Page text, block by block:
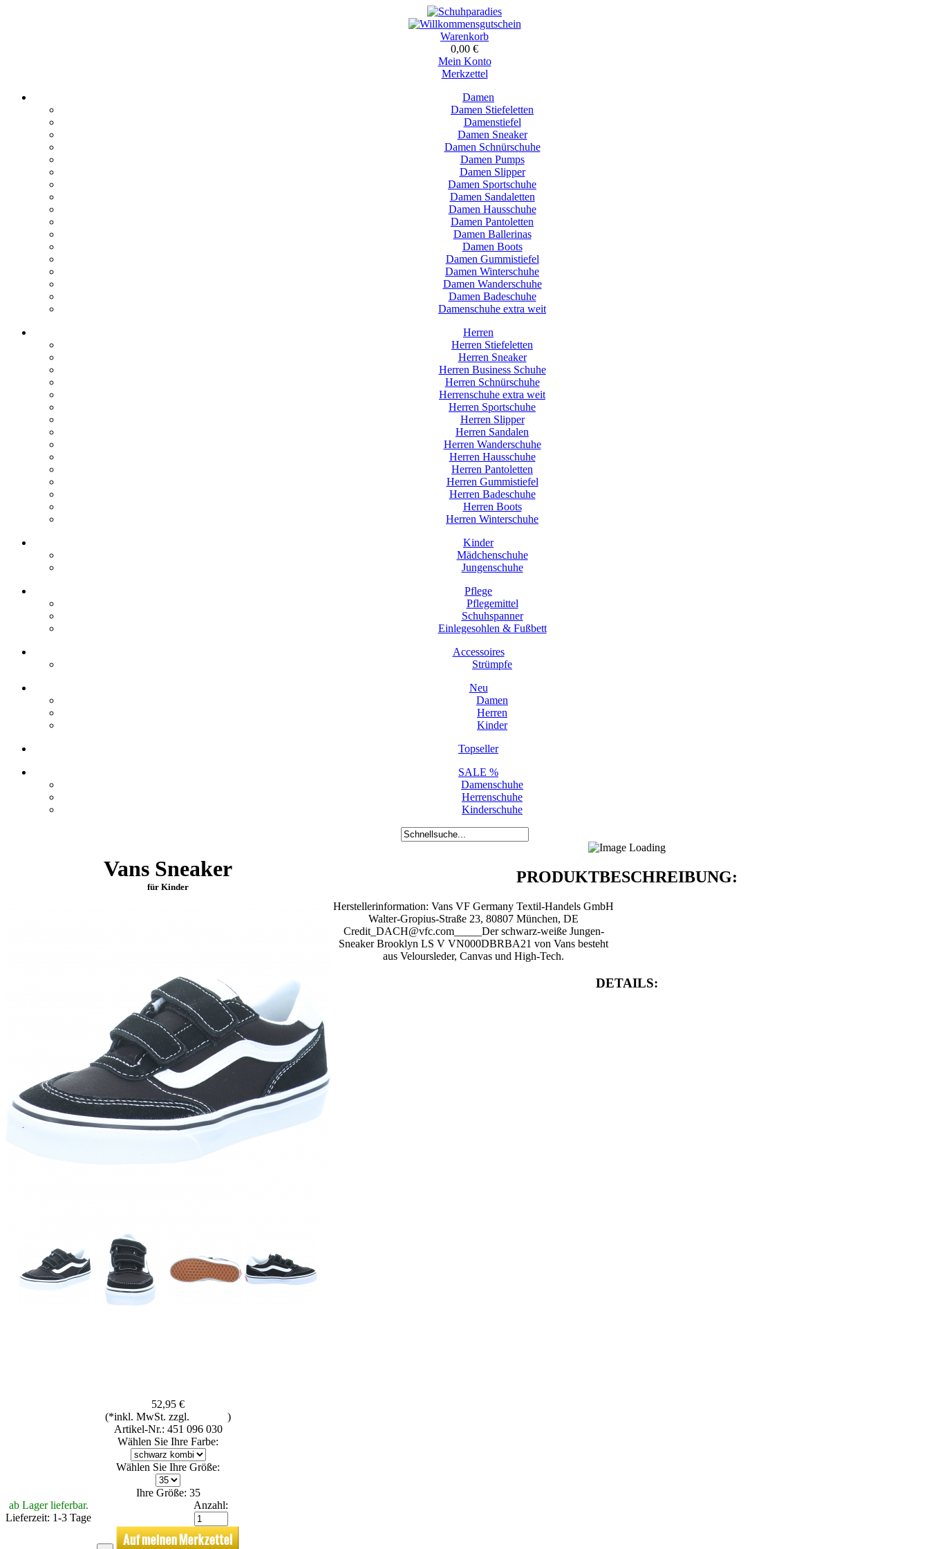
Warenkorb
0,00 €
Mein Konto
Merkzettel
Damen
Damen Stiefeletten
Damenstiefel
Damen Sneaker
Damen Schnürschuhe
Damen Pumps
Damen Slipper
Damen Sportschuhe
Damen Sandaletten
Damen Hausschuhe
Damen Pantoletten
Damen Ballerinas
Damen Boots
Damen Gummistiefel
Damen Winterschuhe
Damen Wanderschuhe
Damen Badeschuhe
Damenschuhe extra weit
Herren
Herren Stiefeletten
Herren Sneaker
Herren Business Schuhe
Herren Schnürschuhe
Herrenschuhe extra weit
Herren Sportschuhe
Herren Slipper
Herren Sandalen
Herren Wanderschuhe
Herren Hausschuhe
Herren Pantoletten
Herren Gummistiefel
Herren Badeschuhe
Herren Boots
Herren Winterschuhe
Kinder
Mädchenschuhe
Jungenschuhe
Pflege
Pflegemittel
Schuhspanner
Einlegesohlen & Fußbett
Accessoires
Strümpfe
Neu
Damen
Herren
Kinder
Topseller
SALE %
Damenschuhe
Herrenschuhe
Kinderschuhe
Vans Sneaker
für Kinder
52,95 €
(*inkl. MwSt. zzgl.
)
Artikel-Nr.: 451 096 030
Wählen Sie Ihre Farbe:
Wählen Sie Ihre Größe:
Ihre Größe: 35
ab Lager lieferbar.
Lieferzeit: 1-3 Tage
Anzahl:
PRODUKTBESCHREIBUNG:
Herstellerinformation: Vans VF Germany Textil-Handels GmbH
Walter-Gropius-Straße 23, 80807 München, DE
Credit_DACH@vfc.com_____Der schwarz-weiße Jungen-
Sneaker Brooklyn LS V VN000DBRBA21 von Vans besteht
aus Veloursleder, Canvas und High-Tech.
DETAILS: